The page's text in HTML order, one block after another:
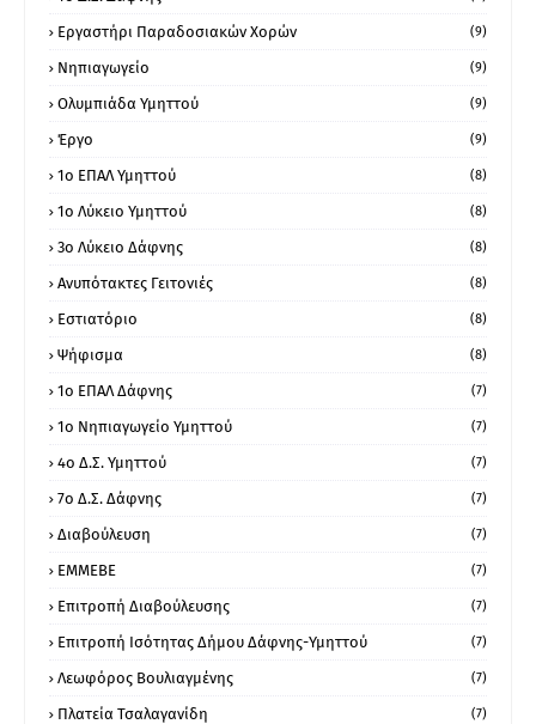
Εργαστήρι Παραδοσιακών Χορών (9)
Νηπιαγωγείο (9)
Ολυμπιάδα Υμηττού (9)
Έργο (9)
1o ΕΠΑΛ Υμηττού (8)
1ο Λύκειο Υμηττού (8)
3ο Λύκειο Δάφνης (8)
Ανυπότακτες Γειτονιές (8)
Εστιατόριο (8)
Ψήφισμα (8)
1ο ΕΠΑΛ Δάφνης (7)
1ο Νηπιαγωγείο Υμηττού (7)
4ο Δ.Σ. Υμηττού (7)
7ο Δ.Σ. Δάφνης (7)
Διαβούλευση (7)
ΕΜΜΕΒΕ (7)
Επιτροπή Διαβούλευσης (7)
Επιτροπή Ισότητας Δήμου Δάφνης-Υμηττού (7)
Λεωφόρος Βουλιαγμένης (7)
Πλατεία Τσαλαγανίδη (7)